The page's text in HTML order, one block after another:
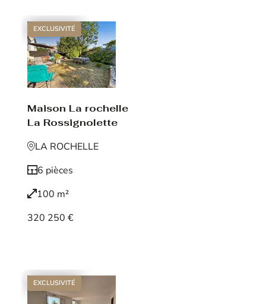
EXCLUSIVITÉ
Maison La rochelle
La Rossignolette
LA ROCHELLE
6 pièces
100 m²
320 250 €
EXCLUSIVITÉ